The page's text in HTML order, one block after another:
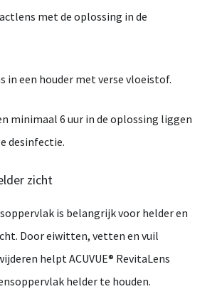
met de oplossing in de
in een houder met verse vloeistof.
minimaal 6 uur in de oplossing liggen
desinfectie.
zicht
is belangrijk voor helder en
. Door eiwitten, vetten en vuil
helptACUVUE® RevitaLens
helder te houden.